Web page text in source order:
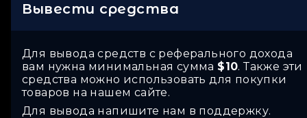
Вывести средства
Для вывода средств с реферального дохода
вам нужна минимальная сумма $10. Также эти
средства можно использовать для покупки
товаров на нашем сайте.
Для вывода напишите нам в поддержку.